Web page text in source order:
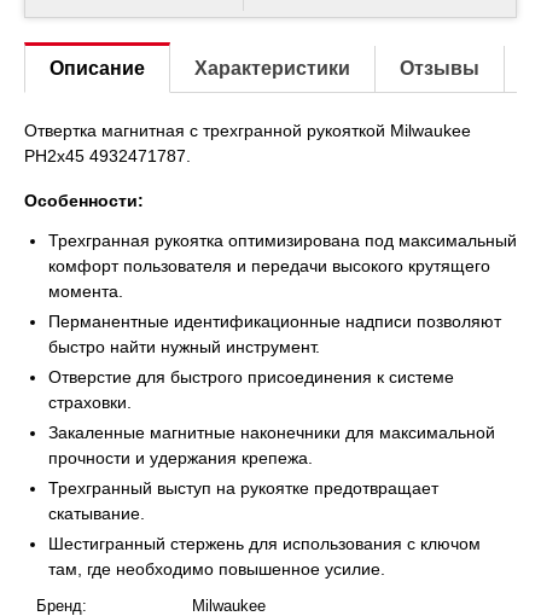
Описание Характеристики Отзывы
Отвертка магнитная с трехгранной рукояткой Milwaukee
PH2x45 4932471787.
Особенности:
Трехгранная рукоятка оптимизирована под максимальный
комфорт пользователя и передачи высокого крутящего
момента.
Перманентные идентификационные надписи позволяют
быстро найти нужный инструмент.
Отверстие для быстрого присоединения к системе
страховки.
Закаленные магнитные наконечники для максимальной
прочности и удержания крепежа.
Трехгранный выступ на рукоятке предотвращает
скатывание.
Шестигранный стержень для использования с ключом
там, где необходимо повышенное усилие.
Бренд: Milwaukee